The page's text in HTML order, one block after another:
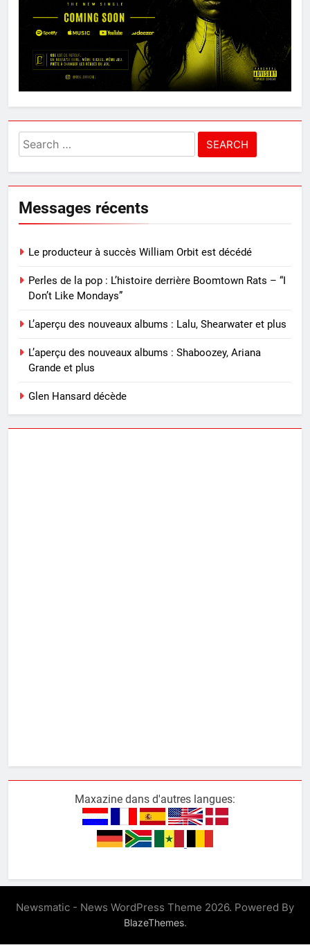
Search
for:
Messages récents
Le producteur à succès William Orbit est décédé
Perles de la pop : L’histoire derrière Boomtown Rats – “I
Don’t Like Mondays”
L’aperçu des nouveaux albums : Lalu, Shearwater et plus
L’aperçu des nouveaux albums : Shaboozey, Ariana
Grande et plus
Glen Hansard décède
Maxazine dans d'autres langues:
Newsmatic - News WordPress Theme 2026. Powered By
BlazeThemes.